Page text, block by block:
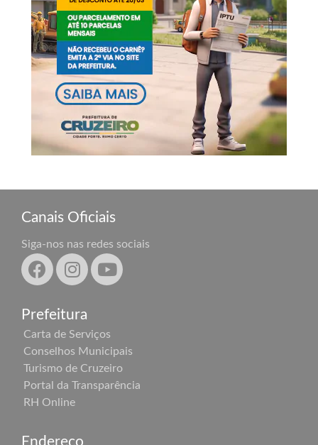
Canais Oficiais
Siga-nos nas redes sociais
Prefeitura
Carta de Serviços
Conselhos Municipais
Turismo de Cruzeiro
Portal da Transparência
RH Online
Endereço